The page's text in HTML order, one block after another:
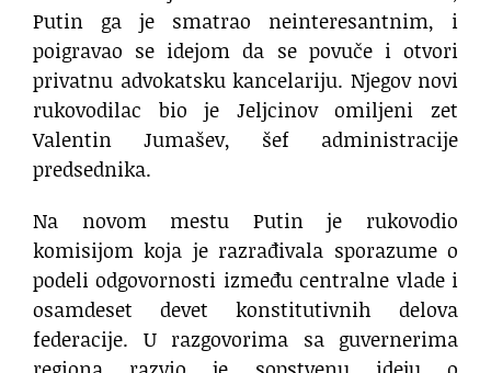
Putin ga je smatrao neinteresantnim, i
poigravao se idejom da se povuče i otvori
privatnu advokatsku kancelariju. Njegov novi
rukovodilac bio je Jeljcinov omiljeni zet
Valentin Jumašev, šef administracije
predsednika.
Na novom mestu Putin je rukovodio
komisijom koja je razrađivala sporazume o
podeli odgovornosti između centralne vlade i
osamdeset devet konstitutivnih delova
federacije. U razgovorima sa guvernerima